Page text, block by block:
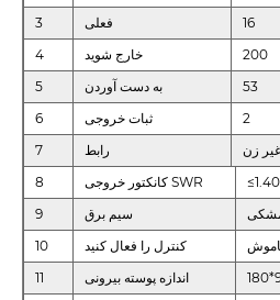
3
فعلی 16
4
خارج شوید 200
5
به دست آوردن 53
6
ثبات خروجی 2
7
رابط
غیر زن
8
کانکتور خروجی SWR
9
سیم برق
10
کنترل را فعال کنید
11
اندازه پوسته بیرونی